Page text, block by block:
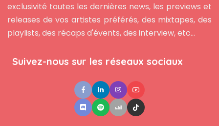
exclusivité toutes les dernières news, les previews et
releases de vos artistes préférés, des mixtapes, des
playlists, des récaps d'évents, des interview, etc...
Suivez-nous sur les réseaux sociaux